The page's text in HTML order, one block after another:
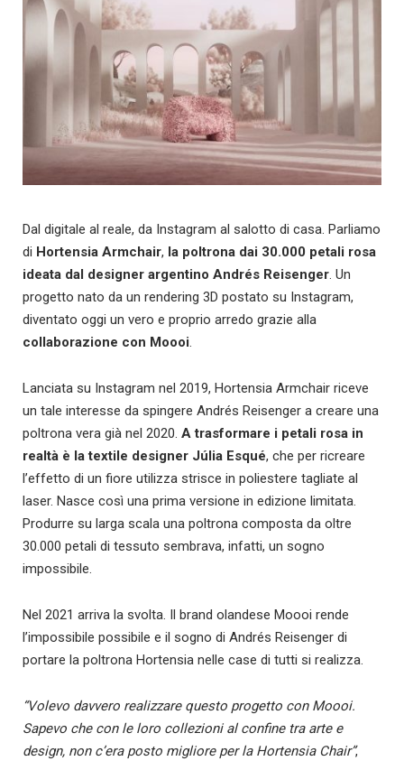
Dal digitale al reale, da Instagram al salotto di casa. Parliamo
di Hortensia Armchair, la poltrona dai 30.000 petali rosa
ideata dal designer argentino Andrés Reisenger. Un
progetto nato da un rendering 3D postato su Instagram,
diventato oggi un vero e proprio arredo grazie alla
collaborazione con Moooi.
Lanciata su Instagram nel 2019, Hortensia Armchair riceve
un tale interesse da spingere Andrés Reisenger a creare una
poltrona vera già nel 2020. A trasformare i petali rosa in
realtà è la textile designer Júlia Esqué, che per ricreare
l’effetto di un fiore utilizza strisce in poliestere tagliate al
laser. Nasce così una prima versione in edizione limitata.
Produrre su larga scala una poltrona composta da oltre
30.000 petali di tessuto sembrava, infatti, un sogno
impossibile.
Nel 2021 arriva la svolta. Il brand olandese Moooi rende
l’impossibile possibile e il sogno di Andrés Reisenger di
portare la poltrona Hortensia nelle case di tutti si realizza.
“Volevo davvero realizzare questo progetto con Moooi.
Sapevo che con le loro collezioni al confine tra arte e
design, non c’era posto migliore per la Hortensia Chair”,